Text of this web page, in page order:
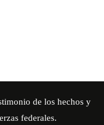
de los hechos y
federales.